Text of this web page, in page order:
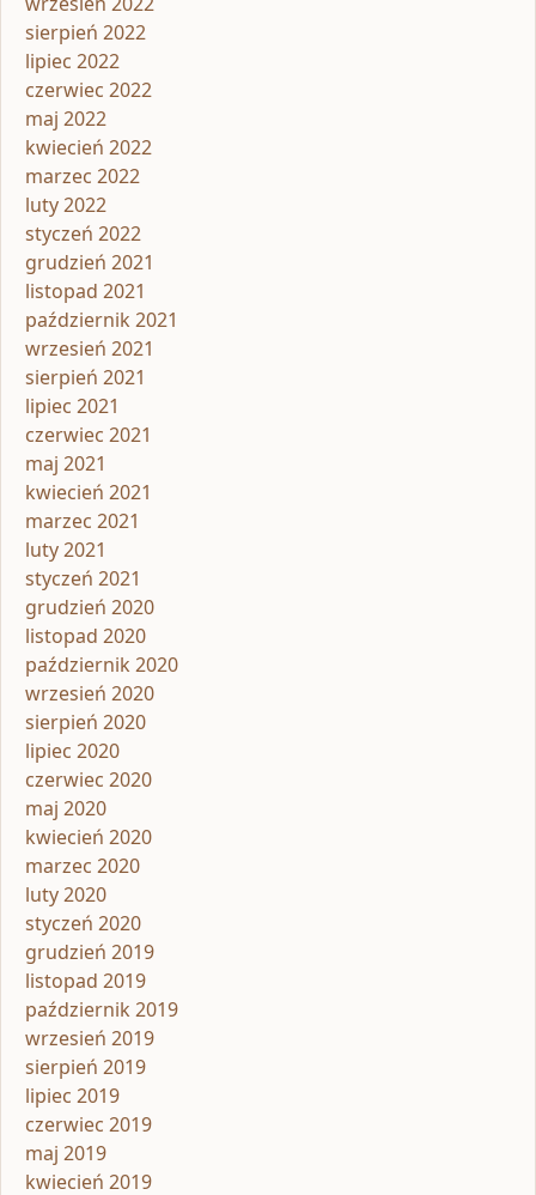
sierpień 2022
lipiec 2022
czerwiec 2022
maj 2022
kwiecień 2022
marzec 2022
luty 2022
styczeń 2022
grudzień 2021
listopad 2021
październik 2021
wrzesień 2021
sierpień 2021
lipiec 2021
czerwiec 2021
maj 2021
kwiecień 2021
marzec 2021
luty 2021
styczeń 2021
grudzień 2020
listopad 2020
październik 2020
wrzesień 2020
sierpień 2020
lipiec 2020
czerwiec 2020
maj 2020
kwiecień 2020
marzec 2020
luty 2020
styczeń 2020
grudzień 2019
listopad 2019
październik 2019
wrzesień 2019
sierpień 2019
lipiec 2019
czerwiec 2019
maj 2019
kwiecień 2019